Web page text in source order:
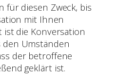
für diesen Zweck, bis
mit Ihnen
ist die Konversation
den Umständen
der betroffene
geklärt ist.